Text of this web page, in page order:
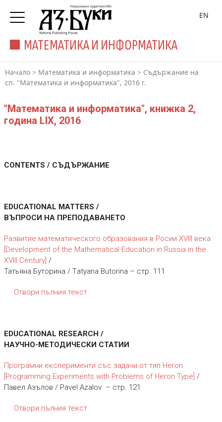
МАТЕМАТИКА И ИНФОРМАТИКА
EN
Начало > Математика и информатика > Съдържание на
сп. "Математика и информатика", 2016 г.
"Математика и информатика", книжка 2,
година LIX, 2016
CONTENTS / СЪДЪРЖАНИЕ
EDUCATIONAL MATTERS /
ВЪПРОСИ НА ПРЕПОДАВАНЕТО
Развитие математического образования в Росии XVIII века
[Development of the Mathematical Education in Russia in the
XVIII Century] /
Татьяна Буторина / Тatyana Butorina – стр. 111
Отвори пълния текст
EDUCATIONAL RESEARCH /
НАУЧНО-МЕТОДИЧЕСКИ СТАТИИ
Програмни експерименти със задачи от тип Heron
[Programming Experiments with Problems of Heron Type] /
Павел Азълов / Pavel Azalov – стр. 121
Отвори пълния текст